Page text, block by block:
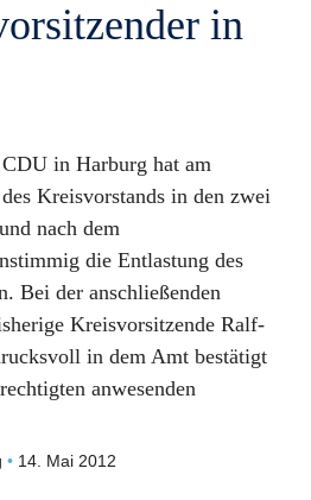
in
in Harburg hat am
Kreisvorstands in den zwei
nach dem
die Entlastung des
Bei der anschließenden
Kreisvorsitzende Ralf-
in dem Amt bestätigt
anwesenden
14. Mai 2012